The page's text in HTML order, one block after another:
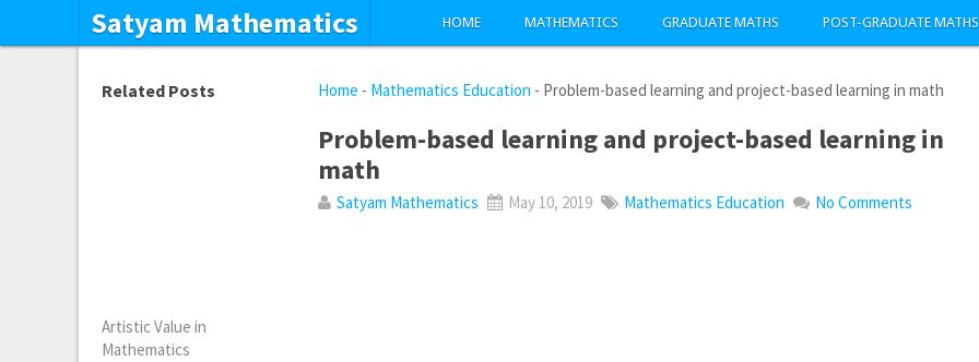
Satyam Mathematics HOME MATHEMATICS GRADUATE MATHS POST-GRADUATE MATHS
Home - Mathematics Education - Problem-based learning and project-based learning in math
Problem-based learning and project-based learning in
math
Satyam Mathematics May 10, 2019 Mathematics Education No Comments
Related Posts
Artistic Value in
Mathematics